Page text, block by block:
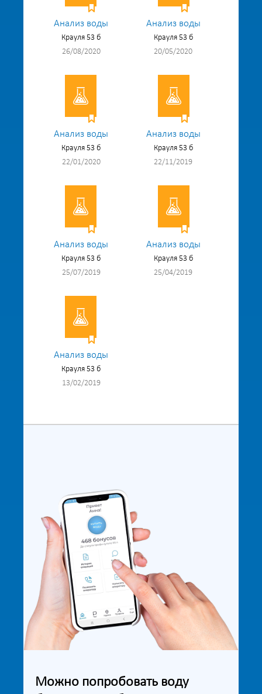
Анализ воды
Крауля 53 б
26/08/2020
Анализ воды
Крауля 53 б
20/05/2020
Анализ воды
Крауля 53 б
22/01/2020
Анализ воды
Крауля 53 б
22/11/2019
Анализ воды
Крауля 53 б
25/07/2019
Анализ воды
Крауля 53 б
25/04/2019
Анализ воды
Крауля 53 б
13/02/2019
Можно попробовать воду